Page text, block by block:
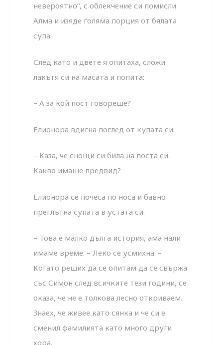
невероятно“, с облекчение си помисли
Алма и изяде голяма порция от бялата
супа.
След като и двете я опитаха, сложи
лакътя си на масата и попита:
– А за кой пост говореше?
Елионора вдигна поглед от купата си.
– Каза, че снощи си била на поста си.
Какво имаше предвид?
Елионора се почеса по носа и бавно
преглътна супата в устата си.
– Това е малко дълга история, ама нали
имаме време. – Леко се усмихна. –
Когато реших да се опитам да се свържа
със Симон след всичките тези години, се
оказа, че не е толкова лесно откриваем.
Знаех, че живее като сянка и че си е
сменил фамилията като много други
хора.